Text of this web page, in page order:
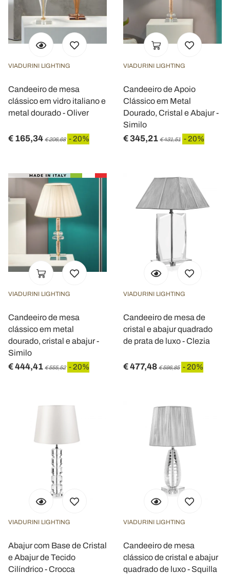
VIADURINI LIGHTING
Candeeiro de mesa
clássico em vidro italiano e
metal dourado - Oliver
€ 165,34 € 206,68 - 20%
VIADURINI LIGHTING
Candeeiro de Apoio
Clássico em Metal
Dourado, Cristal e Abajur -
Similo
€ 345,21 € 431,51 - 20%
VIADURINI LIGHTING
Candeeiro de mesa
clássico em metal
dourado, cristal e abajur -
Similo
€ 444,41 € 555,52 - 20%
VIADURINI LIGHTING
Candeeiro de mesa de
cristal e abajur quadrado
de prata de luxo - Clezia
€ 477,48 € 596,85 - 20%
VIADURINI LIGHTING
Abajur com Base de Cristal
e Abajur de Tecido
Cilíndrico - Crocca
VIADURINI LIGHTING
Candeeiro de mesa
clássico de cristal e abajur
quadrado de luxo - Squilla